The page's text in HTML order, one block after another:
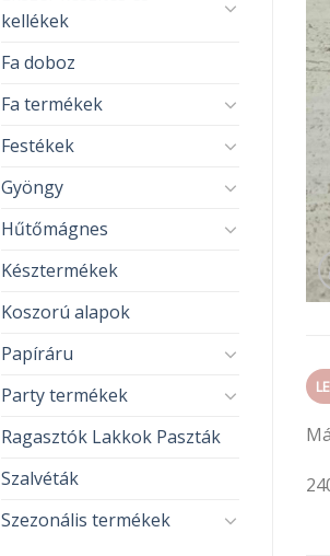
kellékek
Fa doboz
Fa termékek
Festékek
Gyöngy
Hűtőmágnes
Késztermékek
Koszorú alapok
Papíráru
Party termékek
Ragasztók Lakkok Paszták
Szalvéták
Szezonális termékek